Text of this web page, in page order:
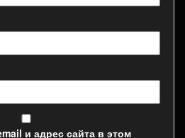
и адрес сайта в этом